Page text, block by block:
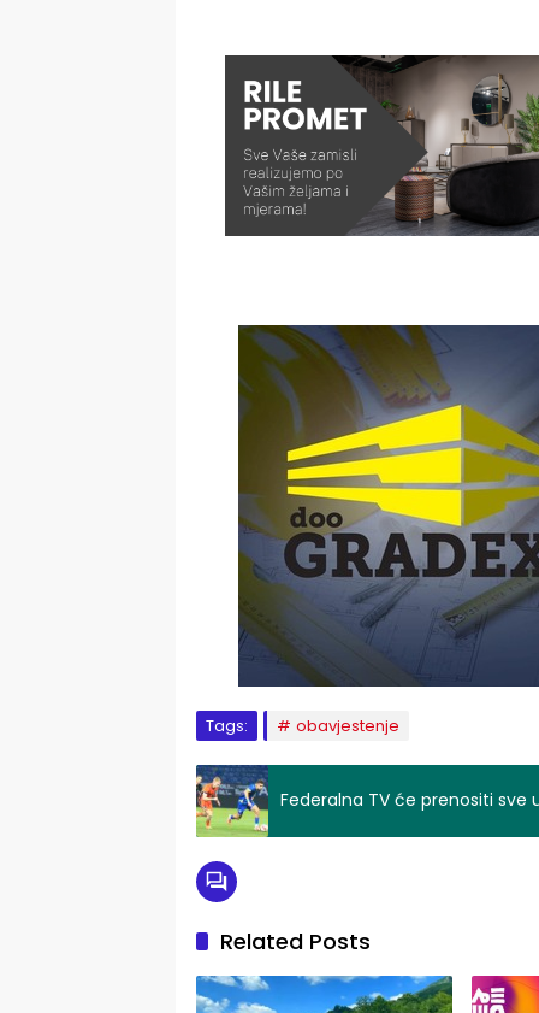
Tags: obavjestenje
Federalna TV će prenositi sve
Related Posts